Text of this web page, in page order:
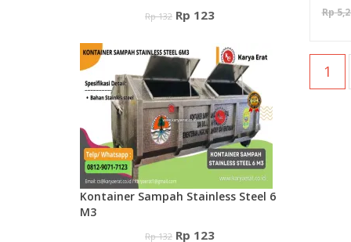
Rp
1
Rp132 Harga
adalah:
Rp 132.
Rp 123Harga
ini
adalah:
Rp 123.
Kontainer Sampah Stainless Steel 6
M3
Rp132 Harga
Rp 123Harga